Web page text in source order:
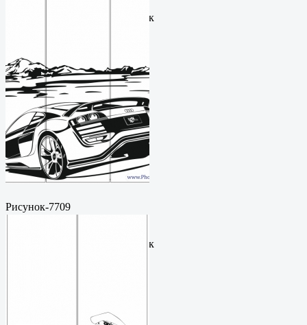
руб.Метки: векторный рисунок
Рисунок-7709
руб.Метки: векторный рисунок